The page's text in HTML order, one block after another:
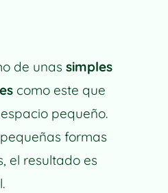
de unas simples
como este que
pequeño.
formas
el resultado es